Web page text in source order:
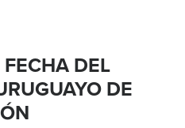
FECHA DEL
DE